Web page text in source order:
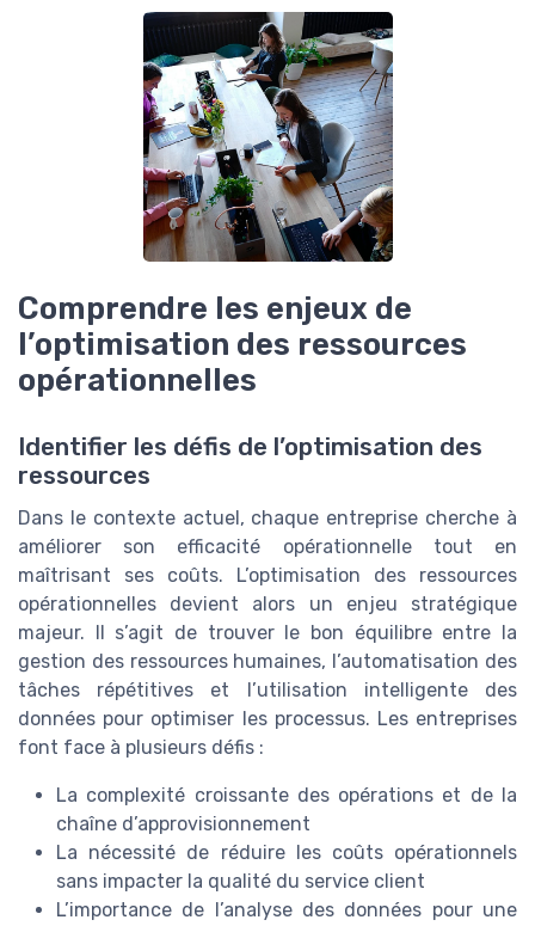
Comprendre les enjeux de
l’optimisation des ressources
opérationnelles
Identifier les défis de l’optimisation des
ressources
Dans le contexte actuel, chaque entreprise cherche à
améliorer son efficacité opérationnelle tout en
maîtrisant ses coûts. L’optimisation des ressources
opérationnelles devient alors un enjeu stratégique
majeur. Il s’agit de trouver le bon équilibre entre la
gestion des ressources humaines, l’automatisation des
tâches répétitives et l’utilisation intelligente des
données pour optimiser les processus. Les entreprises
font face à plusieurs défis :
La complexité croissante des opérations et de la
chaîne d’approvisionnement
La nécessité de réduire les coûts opérationnels
sans impacter la qualité du service client
L’importance de l’analyse des données pour une